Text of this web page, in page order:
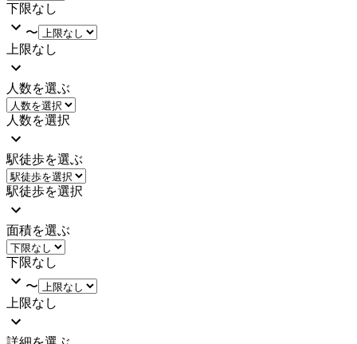
下限なし
〜
上限なし
人数を選ぶ
人数を選択
駅徒歩を選ぶ
駅徒歩を選択
面積を選ぶ
下限なし
〜
上限なし